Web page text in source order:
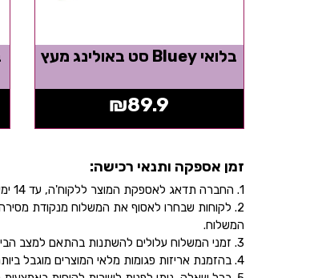
בלואי Bluey סט באולינג מעץ
₪89.9
זמן אספקה ותנאי רכישה:
1. החברה תדאג לאספקת המוצר ללקוח'ה, עד 14 ימי עסקים, בהתאם לכתובת שהוקלדה על ידו/ה בעת ביצוע הרכישה באתר.
2. לקוחות שבחרו לאסוף את המשלוח מנקודת
המשלוח.
3. זמני המשלוח עלולים להשתנות בהתאם למצב הביטחוני ו/או במהלך ימי חג.
4. בהזמנת אריזות פגומות מלאי המוצרים מוגבל ביותר ולכן אין התחייבות למלאי של המוצר - אין לראות אישור העסקה כמלאי מובטח.